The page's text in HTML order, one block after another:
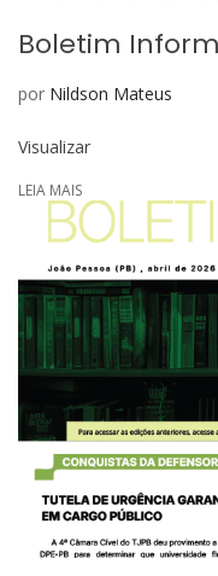
Boletim
por Nildson Mateus
Visualizar
LEIA MAIS